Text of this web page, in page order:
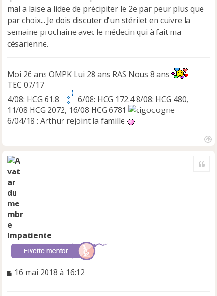
mal a laise a lidee de précipiter le 2e par peur plus que
par choix... Je dois discuter d'un stérilet en cuivre la
semaine prochaine avec le médecin qui à fait ma
césarienne.
Moi 26 ans OMPK Lui 28 ans RAS Nous 8 ans
TEC 07/17
4/08: HCG 61.8
6/08: HCG 172.4 8/08: HCG 480,
11/08 HCG 2072, 16/08 HCG 6781
6/04/18 : Arthur rejoint la famille
Impatiente
M
16 mai 2018 à 16:12